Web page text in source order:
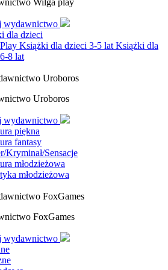
Wilga play
wydawnictwo
dla dzieci
Książki dla dzieci 3-5 lat Książki dla
8 lat
Uroboros
wydawnictwo
piękna
fantasy
Kryminał/Sensacje
młodzieżowa
młodzieżowa
FoxGames
wydawnictwo